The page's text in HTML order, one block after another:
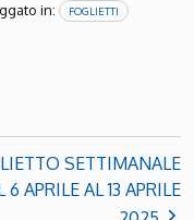
in: FOGLIETTI
SETTIMANALE
6 APRILE AL 13 APRILE